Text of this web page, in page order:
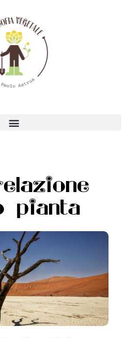
pianta